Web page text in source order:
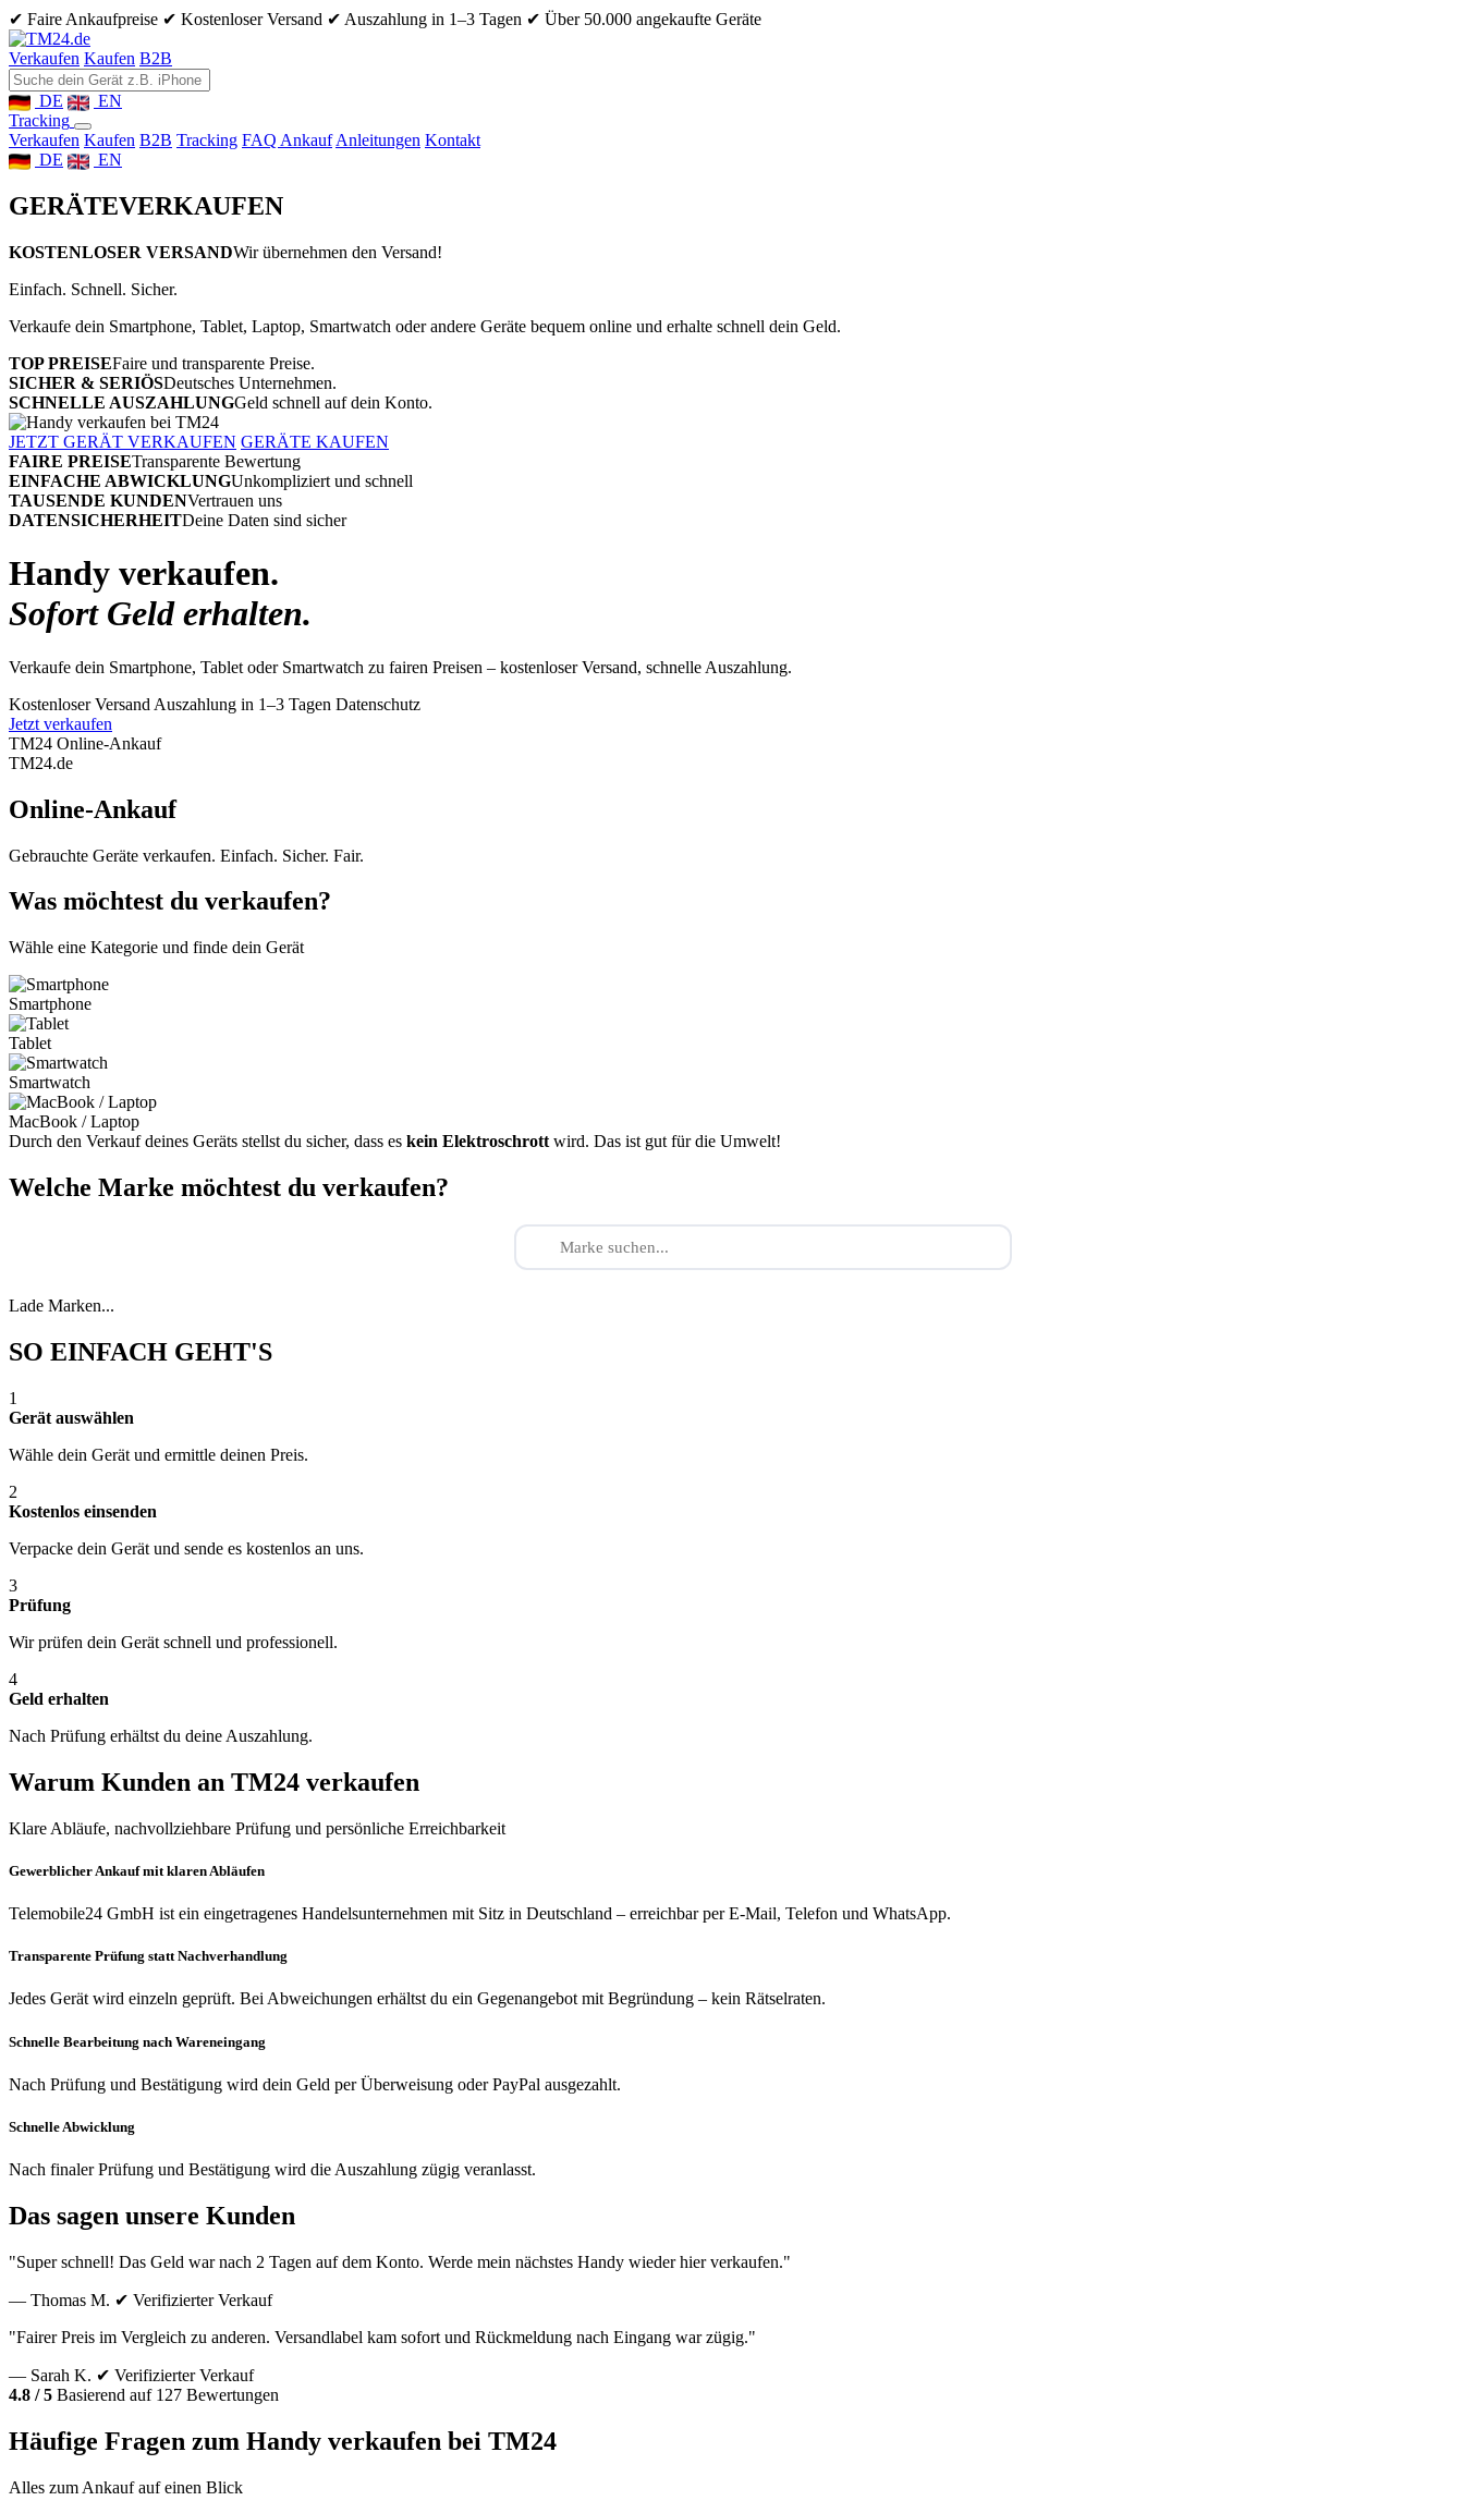
✔ Faire Ankaufpreise ✔ Kostenloser Versand ✔ Auszahlung in 1–3 Tagen ✔ Über 50.000 angekaufte Geräte
Verkaufen Kaufen B2B
DE
EN
Tracking
Verkaufen Kaufen B2B Tracking FAQ Ankauf Anleitungen Kontakt
DE
EN
GERÄTEVERKAUFEN
KOSTENLOSER VERSANDWir übernehmen den Versand!
Einfach. Schnell. Sicher.
Verkaufe dein Smartphone, Tablet, Laptop, Smartwatch oder andere Geräte bequem online und erhalte schnell dein Geld.
TOP PREISEFaire und transparente Preise.
SICHER & SERIÖSDeutsches Unternehmen.
SCHNELLE AUSZAHLUNGGeld schnell auf dein Konto.
JETZT GERÄT VERKAUFEN GERÄTE KAUFEN
FAIRE PREISETransparente Bewertung
EINFACHE ABWICKLUNGUnkompliziert und schnell
TAUSENDE KUNDENVertrauen uns
DATENSICHERHEITDeine Daten sind sicher
Handy verkaufen.
Sofort Geld erhalten.
Verkaufe dein Smartphone, Tablet oder Smartwatch zu fairen Preisen – kostenloser Versand, schnelle Auszahlung.
Kostenloser Versand Auszahlung in 1–3 Tagen Datenschutz
Jetzt verkaufen
TM24 Online-Ankauf
TM24.de
Online-Ankauf
Gebrauchte Geräte verkaufen. Einfach. Sicher. Fair.
Was möchtest du verkaufen?
Wähle eine Kategorie und finde dein Gerät
Smartphone
Tablet
Smartwatch
MacBook / Laptop
Durch den Verkauf deines Geräts stellst du sicher, dass es kein Elektroschrott wird. Das ist gut für die Umwelt!
Welche Marke möchtest du verkaufen?
Lade Marken...
SO EINFACH GEHT'S
1
Gerät auswählen
Wähle dein Gerät und ermittle deinen Preis.
2
Kostenlos einsenden
Verpacke dein Gerät und sende es kostenlos an uns.
3
Prüfung
Wir prüfen dein Gerät schnell und professionell.
4
Geld erhalten
Nach Prüfung erhältst du deine Auszahlung.
Warum Kunden an TM24 verkaufen
Klare Abläufe, nachvollziehbare Prüfung und persönliche Erreichbarkeit
Gewerblicher Ankauf mit klaren Abläufen
Telemobile24 GmbH ist ein eingetragenes Handelsunternehmen mit Sitz in Deutschland – erreichbar per E-Mail, Telefon und WhatsApp.
Transparente Prüfung statt Nachverhandlung
Jedes Gerät wird einzeln geprüft. Bei Abweichungen erhältst du ein Gegenangebot mit Begründung – kein Rätselraten.
Schnelle Bearbeitung nach Wareneingang
Nach Prüfung und Bestätigung wird dein Geld per Überweisung oder PayPal ausgezahlt.
Schnelle Abwicklung
Nach finaler Prüfung und Bestätigung wird die Auszahlung zügig veranlasst.
Das sagen unsere Kunden
"Super schnell! Das Geld war nach 2 Tagen auf dem Konto. Werde mein nächstes Handy wieder hier verkaufen."
— Thomas M. ✔ Verifizierter Verkauf
"Fairer Preis im Vergleich zu anderen. Versandlabel kam sofort und Rückmeldung nach Eingang war zügig."
— Sarah K. ✔ Verifizierter Verkauf
4.8 / 5 Basierend auf 127 Bewertungen
Häufige Fragen zum Handy verkaufen bei TM24
Alles zum Ankauf auf einen Blick